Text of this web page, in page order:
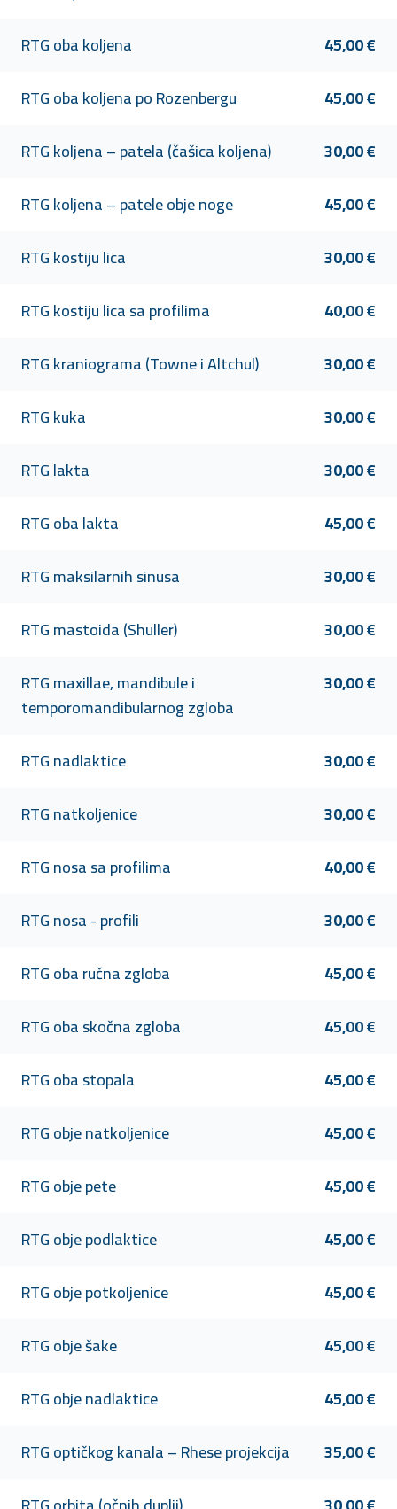
RTG oba koljena
45,00 €
RTG oba koljena po Rozenbergu
45,00 €
RTG koljena – patela (čašica koljena)
30,00 €
RTG koljena – patele obje noge
45,00 €
RTG kostiju lica
30,00 €
RTG kostiju lica sa profilima
40,00 €
RTG kraniograma (Towne i Altchul)
30,00 €
RTG kuka
30,00 €
RTG lakta
30,00 €
RTG oba lakta
45,00 €
RTG maksilarnih sinusa
30,00 €
RTG mastoida (Shuller)
30,00 €
RTG maxillae, mandibule i
temporomandibularnog zgloba
30,00 €
RTG nadlaktice
30,00 €
RTG natkoljenice
30,00 €
RTG nosa sa profilima
40,00 €
RTG nosa - profili
30,00 €
RTG oba ručna zgloba
45,00 €
RTG oba skočna zgloba
45,00 €
RTG oba stopala
45,00 €
RTG obje natkoljenice
45,00 €
RTG obje pete
45,00 €
RTG obje podlaktice
45,00 €
RTG obje potkoljenice
45,00 €
RTG obje šake
45,00 €
RTG obje nadlaktice
45,00 €
RTG optičkog kanala – Rhese projekcija
35,00 €